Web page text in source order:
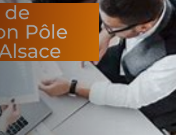
de
Pôle